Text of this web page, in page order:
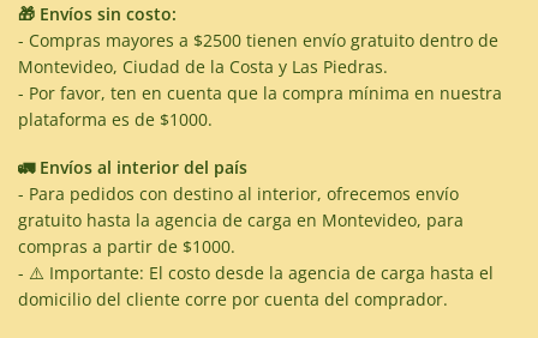
🎁 Envíos sin costo:
- Compras mayores a $2500 tienen envío gratuito dentro de
Montevideo, Ciudad de la Costa y Las Piedras.
- Por favor, ten en cuenta que la compra mínima en nuestra
plataforma es de $1000.
🚛 Envíos al interior del país
- Para pedidos con destino al interior, ofrecemos envío
gratuito hasta la agencia de carga en Montevideo, para
compras a partir de $1000.
- ⚠️ Importante: El costo desde la agencia de carga hasta el
domicilio del cliente corre por cuenta del comprador.